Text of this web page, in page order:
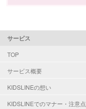
資格
対応可能/特徴
サービス
TOP
サービス概要
KIDSLINEの想い
KIDSLINEでのマナー・注意点